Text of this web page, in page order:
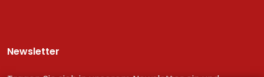
Newsletter